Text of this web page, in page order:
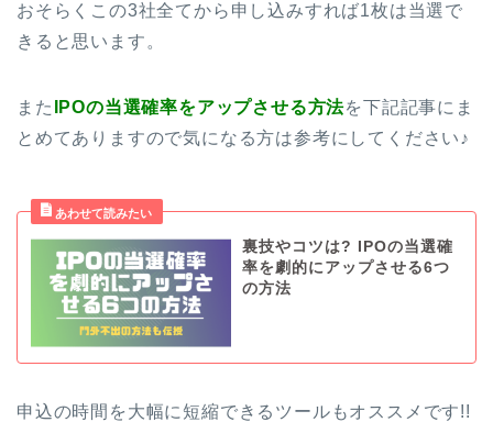
おそらくこの3社全てから申し込みすれば1枚は当選で
きると思います。
また IPOの当選確率をアップさせる方法を下記記事にま
とめてありますので気になる方は参考にしてください♪
裏技やコツは? IPOの当選確
率を劇的にアップさせる6つ
の方法
申込の時間を大幅に短縮できるツールもオススメです!!